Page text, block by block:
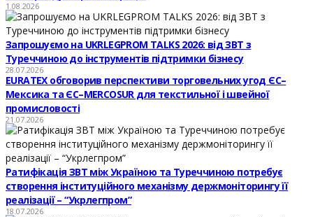
1.08.2026
Запрошуємо на UKRLEGPROM TALKS 2026: від ЗВТ з
Туреччиною до інструментів підтримки бізнесу
28.07.2026
EURATEX обговорив перспективи торговельних угод ЄС–
Мексика та ЄС–MERCOSUR для текстильної і швейної
промисловості
21.07.2026
Ратифікація ЗВТ між Україною та Туреччиною потребує
створення інституційного механізму держмоніторингу її
реалізації – “Укрлегпром”
18.07.2026